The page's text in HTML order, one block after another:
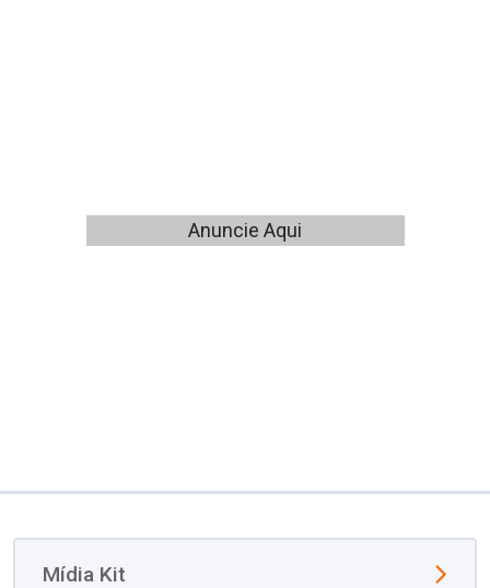
Anuncie Aqui
Mídia Kit